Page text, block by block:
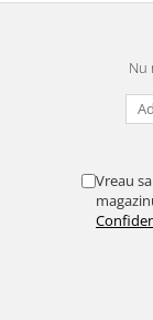
Nu
Vreau